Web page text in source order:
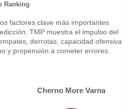
Ranking
factores clave más importantes
TMP muestra el impulso del
derrotas, capacidad ofensiva
y propensión a cometer errores.
Cherno More Varna